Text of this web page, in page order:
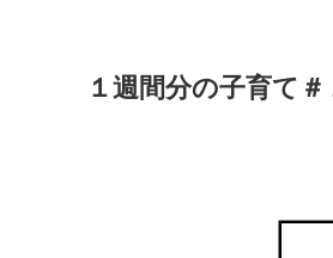
１週間分の子育て